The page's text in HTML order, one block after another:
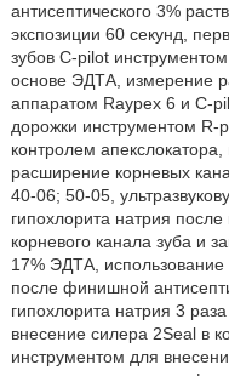
антисептического 3%
экспозиции 60 секунд,
зубов C-pilot
основе ЭДТА, измерение
аппаратом Raypex 6 и C-
дорожки инструментом R-
контролем
расширение корневых
40-06; 50-05,
гипохлорита натрия
корневого канала зуба и
17% ЭДТА,
после финишной
гипохлорита натрия 3
внесение силера 2Seal в
инструментом для